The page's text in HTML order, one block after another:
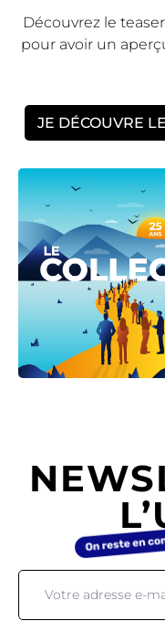
Découvrez le
pour avoir un
JE DÉCOUVRE